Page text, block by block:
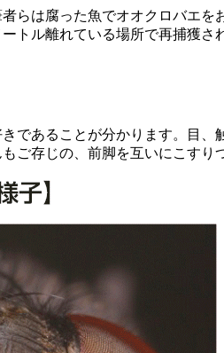
らは腐った魚でオオクロバエ
トル離れている場所で再捕獲
であることが分かります。目
ご存じの、前脚を互いにこすり